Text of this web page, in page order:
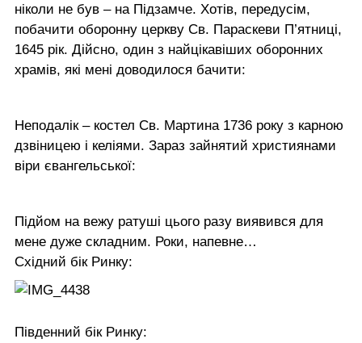
ніколи не був – на Підзамче. Хотів, передусім,
побачити оборонну церкву Св. Параскеви П’ятниці,
1645 рік. Дійсно, один з найцікавіших оборонних
храмів, які мені доводилося бачити:
Неподалік – костел Св. Мартина 1736 року з карною
дзвіницею і келіями. Зараз зайнятий християнами
віри євангельської:
Підйом на вежу ратуші цього разу виявився для
мене дуже складним. Роки, напевне…
Східний бік Ринку:
Південний бік Ринку: